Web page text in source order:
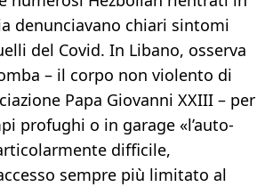
denunciavano chiari sintomi
del Covid. In Libano, osserva
– il corpo non violento di
Papa Giovanni XXIII – per
profughi o in garage «l’auto-
difficile,
sempre più limitato al